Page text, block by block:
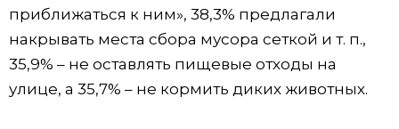
приближаться к ним», 38,3% предлагали
накрывать места сбора мусора сеткой и т. п.,
35,9% – не оставлять пищевые отходы на
улице, а 35,7% – не кормить диких животных.